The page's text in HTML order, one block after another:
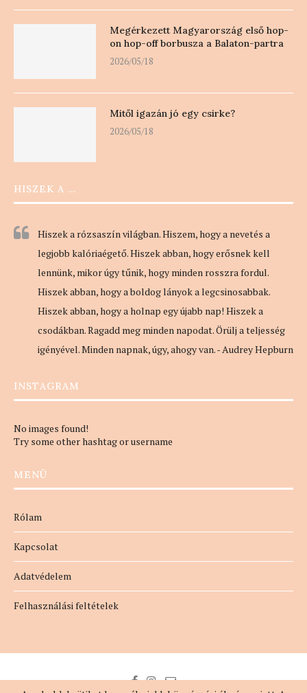
Megérkezett Magyarország első hop-
on hop-off borbusza a Balaton-partra
2026/05/18
Mitől igazán jó egy csirke?
2026/05/18
HISZEK A …
Hiszek a rózsaszín világban. Hiszem, hogy a nevetés a
legjobb kalóriaégető. Hiszek abban, hogy erősnek kell
lennünk, mikor úgy tűnik, hogy minden rosszra fordul.
Hiszek abban, hogy a boldog lányok a legcsinosabbak.
Hiszek abban, hogy a holnap egy újabb nap! Hiszek a
csodákban. Ragadd meg minden napodat. Örülj a teljesség
igényével. Minden napnak, úgy, ahogy van. - Audrey Hepburn
INSTAGRAM
No images found!
Try some other hashtag or username
MENÜ
Rólam
Kapcsolat
Adatvédelem
Felhasználási feltételek